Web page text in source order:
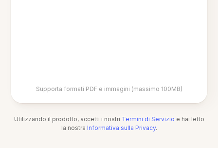
Supporta formati PDF e immagini (massimo 100MB)
Utilizzando il prodotto, accetti i nostri Termini di Servizio e hai letto
la nostra Informativa sulla Privacy.